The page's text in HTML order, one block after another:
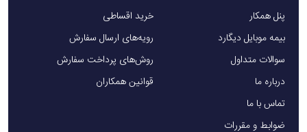
پنل همکار
بیمه موبایل دیگارد
سوالات متداول
درباره ما
تماس با ما
ضوابط و مقررات
خرید اقساطی
رویه‌های ارسال سفارش
روش‌های پرداخت سفارش
قوانین همکاران